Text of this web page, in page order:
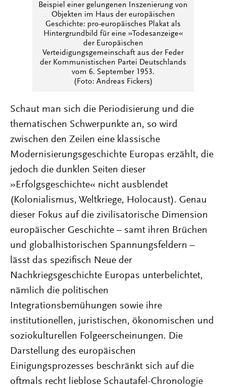
Beispiel einer gelungenen Inszenierung von
Objekten im Haus der europäischen
Geschichte: pro-europäisches Plakat als
Hintergrundbild für eine »Todesanzeige«
der Europäischen
Verteidigungsgemeinschaft aus der Feder
der Kommunistischen Partei Deutschlands
vom 6. September 1953.
(Foto: Andreas Fickers)
Schaut man sich die Periodisierung und die
thematischen Schwerpunkte an, so wird
zwischen den Zeilen eine klassische
Modernisierungsgeschichte Europas erzählt, die
jedoch die dunklen Seiten dieser
»Erfolgsgeschichte« nicht ausblendet
(Kolonialismus, Weltkriege, Holocaust). Genau
dieser Fokus auf die zivilisatorische Dimension
europäischer Geschichte – samt ihren Brüchen
und globalhistorischen Spannungsfeldern –
lässt das spezifisch Neue der
Nachkriegsgeschichte Europas unterbelichtet,
nämlich die politischen
Integrationsbemühungen sowie ihre
institutionellen, juristischen, ökonomischen und
soziokulturellen Folgeerscheinungen. Die
Darstellung des europäischen
Einigungsprozesses beschränkt sich auf die
oftmals recht lieblose Schautafel-Chronologie